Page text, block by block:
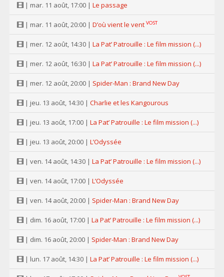
| mar. 11 août, 17:00 | Le passage
| mar. 11 août, 20:00 | D’où vient le vent VOST
| mer. 12 août, 14:30 | La Pat’ Patrouille : Le film mission (...)
| mer. 12 août, 16:30 | La Pat’ Patrouille : Le film mission (...)
| mer. 12 août, 20:00 | Spider-Man : Brand New Day
| jeu. 13 août, 14:30 | Charlie et les Kangourous
| jeu. 13 août, 17:00 | La Pat’ Patrouille : Le film mission (...)
| jeu. 13 août, 20:00 | L’Odyssée
| ven. 14 août, 14:30 | La Pat’ Patrouille : Le film mission (...)
| ven. 14 août, 17:00 | L’Odyssée
| ven. 14 août, 20:00 | Spider-Man : Brand New Day
| dim. 16 août, 17:00 | La Pat’ Patrouille : Le film mission (...)
| dim. 16 août, 20:00 | Spider-Man : Brand New Day
| lun. 17 août, 14:30 | La Pat’ Patrouille : Le film mission (...)